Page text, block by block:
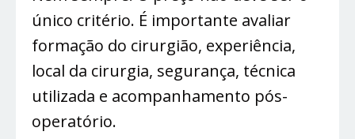
único critério. É importante avaliar
formação do cirurgião, experiência,
local da cirurgia, segurança, técnica
utilizada e acompanhamento pós-
operatório.